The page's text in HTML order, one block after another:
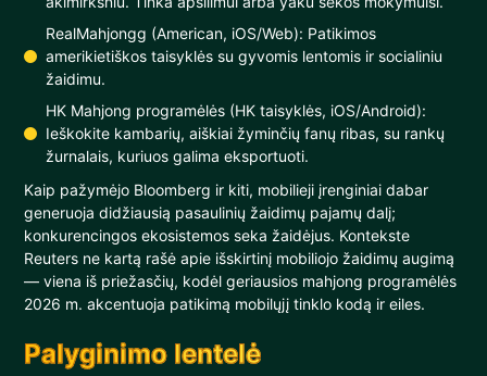
RealMahjongg (American, iOS/Web): Patikimos
amerikietiškos taisyklės su gyvomis lentomis ir socialiniu
žaidimu.
HK Mahjong programėlės (HK taisyklės, iOS/Android):
Ieškokite kambarių, aiškiai žyminčių fanų ribas, su rankų
žurnalais, kuriuos galima eksportuoti.
Kaip pažymėjo Bloomberg ir kiti, mobilieji įrenginiai dabar
generuoja didžiausią pasaulinių žaidimų pajamų dalį;
konkurencingos ekosistemos seka žaidėjus. Kontekste
Reuters ne kartą rašė apie išskirtinį mobiliojo žaidimų augimą
— viena iš priežasčių, kodėl geriausios mahjong programėlės
2026 m. akcentuoja patikimą mobilųjį tinklo kodą ir eiles.
Palyginimo lentelė